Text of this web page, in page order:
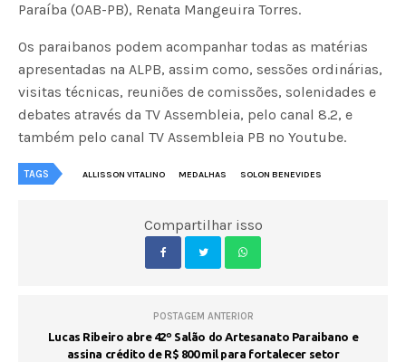
Paraíba (OAB-PB), Renata Mangeuira Torres.
Os paraibanos podem acompanhar todas as matérias
apresentadas na ALPB, assim como, sessões ordinárias,
visitas técnicas, reuniões de comissões, solenidades e
debates através da TV Assembleia, pelo canal 8.2, e
também pelo canal TV Assembleia PB no Youtube.
TAGS ALLISSON VITALINO MEDALHAS SOLON BENEVIDES
Compartilhar isso
POSTAGEM ANTERIOR
Lucas Ribeiro abre 42º Salão do Artesanato Paraibano e
assina crédito de R$ 800 mil para fortalecer setor